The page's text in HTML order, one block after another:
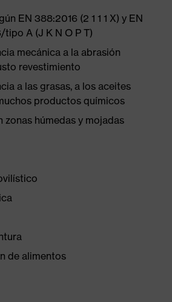
EN 388:2016 (2 1 1 1 X) y EN
tipo A (J K N O P T)
mecánica a la abrasión
revestimiento
a las grasas, a los aceites
productos químicos
zonas húmedas y mojadas
de alimentos